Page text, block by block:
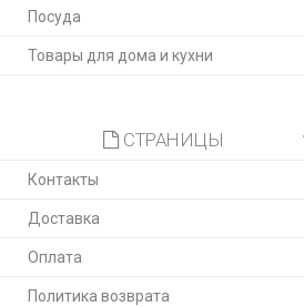
Посуда
Товары для дома и кухни
СТРАНИЦЫ
Контакты
Доставка
Оплата
Политика возврата